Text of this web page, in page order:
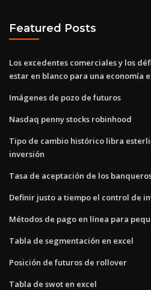
Featured Posts
Los excedentes comerciales y los
estar en blanco para una economía
Imágenes de pozo de futuros
Nasdaq penny stocks robinhood
Tipo de cambio histórico libra
inversión
Tasa de aceptación de los
Definir justo a tiempo el control de
Métodos de pago en línea para
Tabla de segmentación en excel
Posición de futuros de rollover
Tabla de swot en excel